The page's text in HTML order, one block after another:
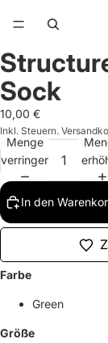
Bild
im
Vollbildmodus
öffnen
Sock
10,00 €
Inkl. Steuern.
Menge
verringern
In den
Farbe
Green
Größe